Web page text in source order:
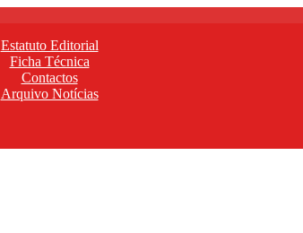
Estatuto Editorial
Ficha Técnica
Contactos
Arquivo Notícias